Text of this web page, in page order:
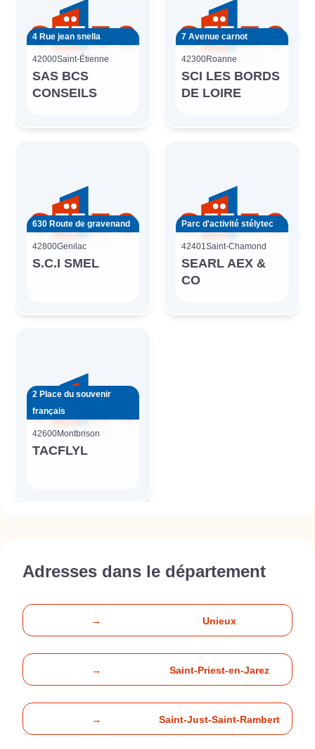
4 Rue jean snella
42000Saint-Étienne
SAS BCS
CONSEILS
7 Avenue carnot
42300Roanne
SCI LES BORDS
DE LOIRE
630 Route de gravenand
42800Genilac
S.C.I SMEL
Parc d'activité stélytec
42401Saint-Chamond
SEARL AEX &
CO
2 Place du souvenir
français
42600Montbrison
TACFLYL
Adresses dans le département
→ Unieux
→ Saint-Priest-en-Jarez
→ Saint-Just-Saint-Rambert